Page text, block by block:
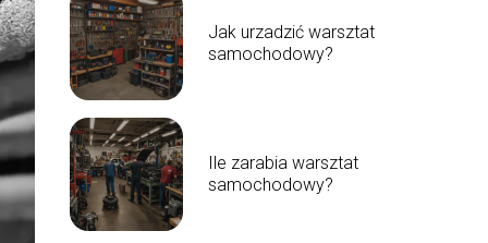
Jak urzadzić warsztat
samochodowy?
Ile zarabia warsztat
samochodowy?